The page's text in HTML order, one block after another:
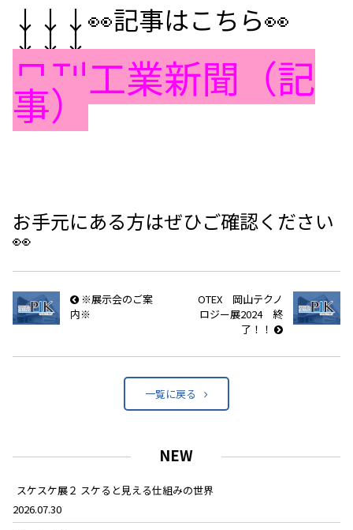
↓↓↓👀記事はこちら👀
↓↓↓
日刊工業新聞（記
事）
お手元にある方はぜひご確認ください
👀
※展示会のご案
内※
OTEX 岡山テクノ
ロジー展2024 終
了！！
一覧に戻る
NEW
スケスケ展２ スケると見える仕組みの世界
2026.07.30